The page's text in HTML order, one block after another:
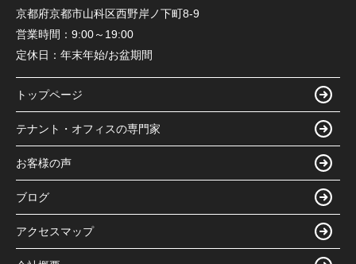
京都府京都市山科区西野岸ノ下町8-9
営業時間： 9:00～19:00
定休日： 年末年始/お盆期間
トップページ
テナント・オフィスの専門家
お客様の声
ブログ
アクセスマップ